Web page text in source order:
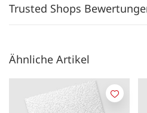
Trusted Shops
Ähnliche Artikel
Merken